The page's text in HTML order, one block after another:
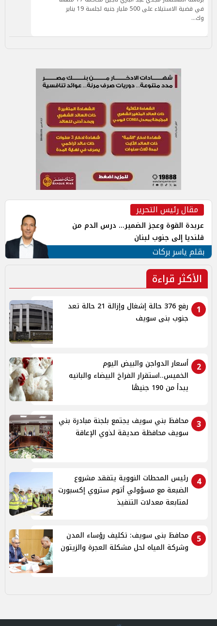
في قضية الاستيلاء على 500 مليار جنيه لجلسة 19 يناير
وك…
مقال رئيس التحرير
عربدة القوة وعجز الضمير... درس الدم من
قلنديا إلى جنوب لبنان
بقلم ياسر بركات
الأكثر قراءة
1
رفع 376 حالة إشغال وإزالة 21 حالة تعد
جنوب بنى سويف
2
أسعار الدواجن والبيض اليوم
الخميس..استقرار الفراخ البيضاء والبانيه
يبدأ من 190 جنيهًا
3
محافظ بني سويف يجتمع بلجنة مبادرة بني
سويف محافظة صديقة لذوي الإعاقة
4
رئيس المحطات النووية يتفقد مشروع
الضبعة مع مسؤولي أتوم ستروي إكسبورت
لمتابعة معدلات التنفيذ
5
محافظ بنى سويف: تكليف رؤساء المدن
وشركة المياه لحل مشكلة العجرة والزيتون